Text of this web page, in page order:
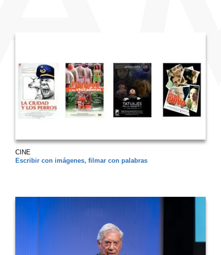
CINE
Escribir con imágenes, filmar con palabras